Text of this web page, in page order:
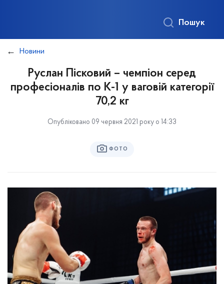
Пошук
Новини
Руслан Пісковий – чемпіон серед
професіоналів по К-1 у ваговій категорії
70,2 кг
Опубліковано 09 червня 2021 року о 14:33
ФОТО